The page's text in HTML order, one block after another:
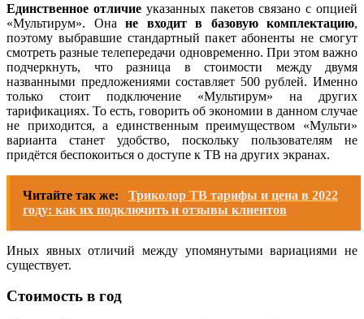
Единственное отличиеуказанных пакетов связано с опцией
«Мультирум». Она не входит в базовую комплектацию,
поэтому выбравшие стандартный пакет абоненты не смогут
смотреть разные телепередачи одновременно. При этом важно
подчеркнуть, что разница в стоимости между двумя
названными предложениями составляет 500 рублей. Именно
только стоит подключение «Мультирум» на других
тарификациях. То есть, говорить об экономии в данном случае
не приходится, а единственным преимуществом «Мульти»
варианта станет удобство, поскольку пользователям не
придётся беспокоиться о доступе к ТВ на других экранах.
Читайте так же:
Триколор ТВ тарифы и цена в 2022
году: как их подключить и отзывы клиентов
Иных явных отличий между упомянутыми вариациями не
существует.
Стоимость в год